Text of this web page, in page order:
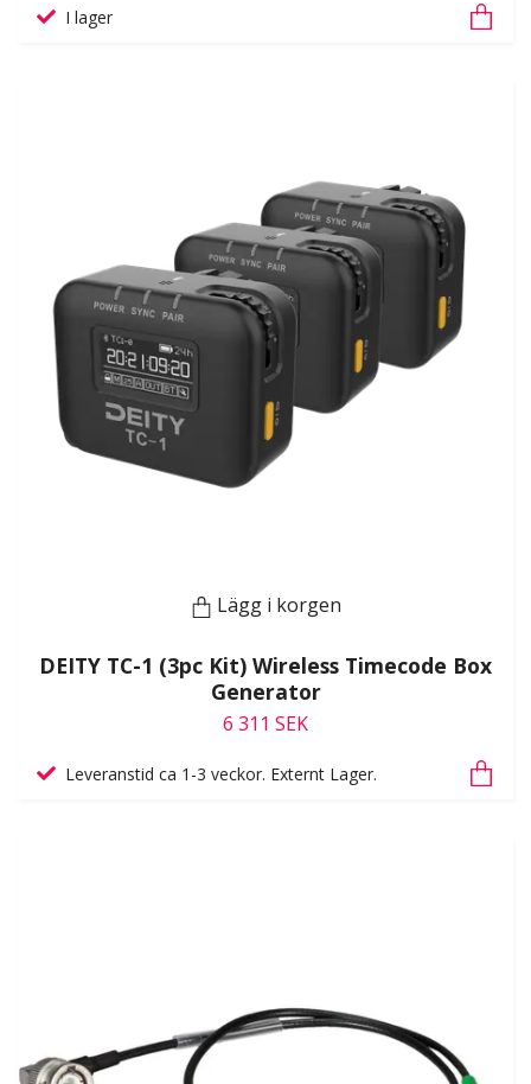
I lager
Lägg i korgen
DEITY TC-1 (3pc Kit) Wireless Timecode Box
Generator
6 311 SEK
Leveranstid ca 1-3 veckor. Externt Lager.